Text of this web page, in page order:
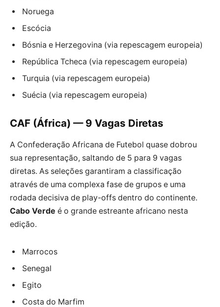
Noruega
Escócia
Bósnia e Herzegovina (via repescagem europeia)
República Tcheca (via repescagem europeia)
Turquia (via repescagem europeia)
Suécia (via repescagem europeia)
CAF (África) — 9 Vagas Diretas
A Confederação Africana de Futebol quase dobrou
sua representação, saltando de 5 para 9 vagas
diretas. As seleções garantiram a classificação
através de uma complexa fase de grupos e uma
rodada decisiva de play-offs dentro do continente.
Cabo Verde é o grande estreante africano nesta
edição.
Marrocos
Senegal
Egito
Costa do Marfim